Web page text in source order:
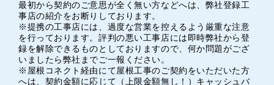
最初から契約のご意思が全く無い方などへは、弊社登録工
事店の紹介をお断りしております。
※提携の工事店には、過度な営業を控えるよう厳重な注意
を行っております。評判の悪い工事店には即時弊社から登
録を解除できるものとしておりますので、何か問題がござ
いましたら弊社までご一報ください。
※屋根コネクト経由にて屋根工事のご契約をいただいた方
へは、契約金額に応じて（上限金額無し！）キャッシュバ